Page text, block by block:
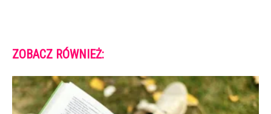
ZOBACZ RÓWNIEŻ: